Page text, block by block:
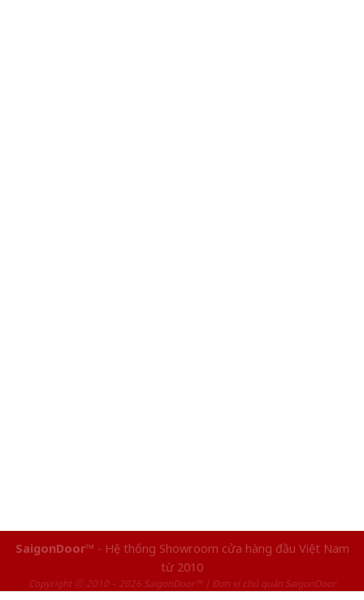
SaigonDoor™ - Hệ thống Showroom cửa hàng đầu Việt Nam
từ 2010
Copyright ⓒ 2010 – 2026 SaigonDoor™ | Đơn vị chủ quản SaigonDoor